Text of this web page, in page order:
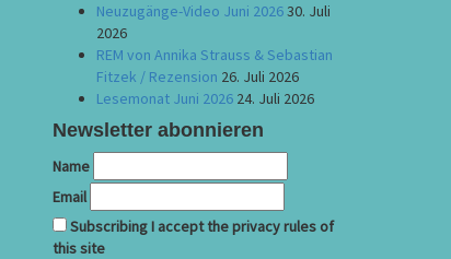
Neuzugänge-Video Juni 202630. Juli
2026
REM von Annika Strauss & Sebastian
Fitzek / Rezension 26. Juli 2026
Lesemonat Juni 2026 24. Juli 2026
Newsletter abonnieren
Name
Email
Subscribing I accept the privacy rules of
this site